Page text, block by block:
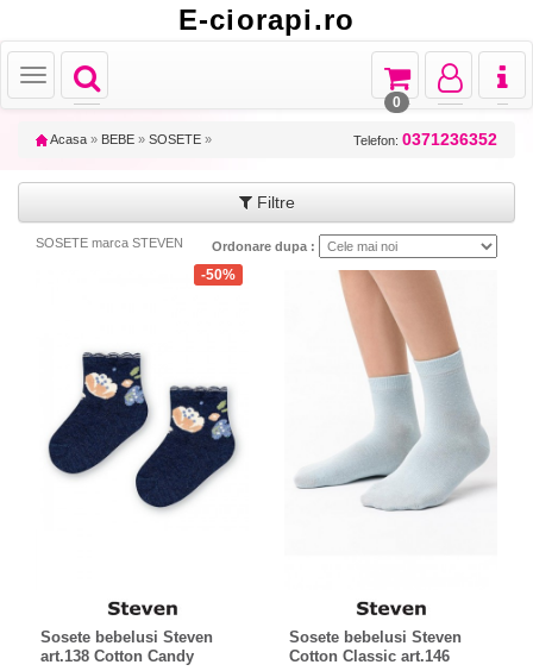
E-ciorapi.ro
Toggle
navigation
Toggle
Toggle
navigation
Toggle
navigation
Toggle
navigation
0
Acasa » BEBE » SOSETE » Telefon: 0371236352
Filtre
SOSETE marca STEVEN Ordonare dupa :
-50%
Sosete bebelusi Steven
art.138 Cotton Candy
Sosete bebelusi Steven
Cotton Classic art.146